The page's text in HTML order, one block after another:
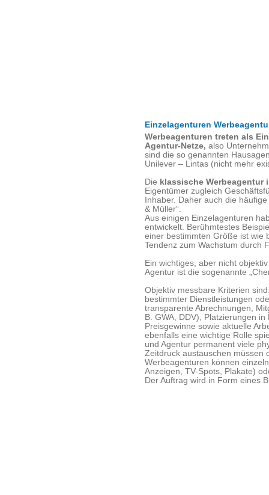
Einzelagenturen
Werbeagenturen treten als
Agentur-Netze, also
sind die so genannten
Unilever – Lintas (nicht mehr
Die klassische
Eigentümer zugleich
Inhaber. Daher auch die
& Müller“.
Aus einigen Einzelagenturen
entwickelt. Berühmtestes
einer bestimmten Größe ist wie
Tendenz zum Wachstum durch
Ein wichtiges, aber nicht
Agentur ist die sogenannte
Objektiv messbare Kriterien
bestimmter Dienstleistungen
transparente Abrechnungen,
B. GWA, DDV), Platzierungen
Preisgewinne sowie aktuelle
ebenfalls eine wichtige Rolle
und Agentur permanent viele
Zeitdruck austauschen müssen
Werbeagenturen können
Anzeigen, TV-Spots, Plakate)
Der Auftrag wird in Form eines